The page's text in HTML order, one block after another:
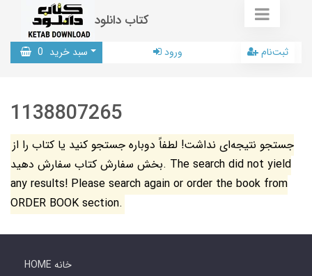
کتاب دانلود
سبد خرید 0 ورود ثبت‌نام
1138807265
جستجو نتیجه‌ای نداشت! لطفاً دوباره جستجو کنید یا کتاب را از
بخش سفارش کتاب سفارش دهید. The search did not yield
any results! Please search again or order the book from
ORDER BOOK section.
HOME خانه